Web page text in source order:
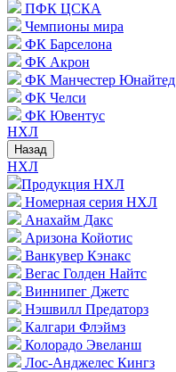
ПФК ЦСКА
Чемпионы мира
ФК Барселона
ФК Акрон
ФК Манчестер Юнайтед
ФК Челси
ФК Ювентус
НХЛ
Назад
НХЛ
Продукция НХЛ
Номерная серия НХЛ
Анахайм Дакс
Аризона Койотис
Ванкувер Кэнакс
Вегас Голден Найтс
Виннипег Джетс
Нэшвилл Предаторз
Калгари Флэймз
Колорадо Эвеланш
Лос-Анджелес Кингз